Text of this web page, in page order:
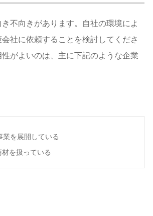
き不向きがあります。自社の環境によ
社に依頼することを検討してくださ
がよいのは、主に下記のような企業
業を展開している
を扱っている